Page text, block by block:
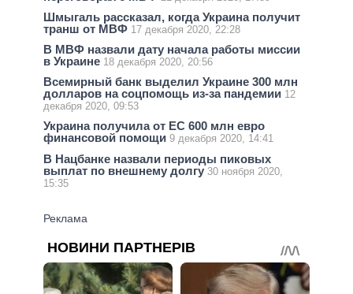
Шмыгаль рассказал, когда Украина получит
транш от МВФ 17 декабря 2020, 22:28
В МВФ назвали дату начала работы миссии
в Украине 18 декабря 2020, 20:56
Всемирный банк выделил Украине 300 млн
долларов на соцпомощь из-за пандемии 12
декабря 2020, 09:53
Украина получила от ЕС 600 млн евро
финансовой помощи 9 декабря 2020, 14:41
В Нацбанке назвали периоды пиковых
выплат по внешнему долгу 30 ноября 2020,
15:35